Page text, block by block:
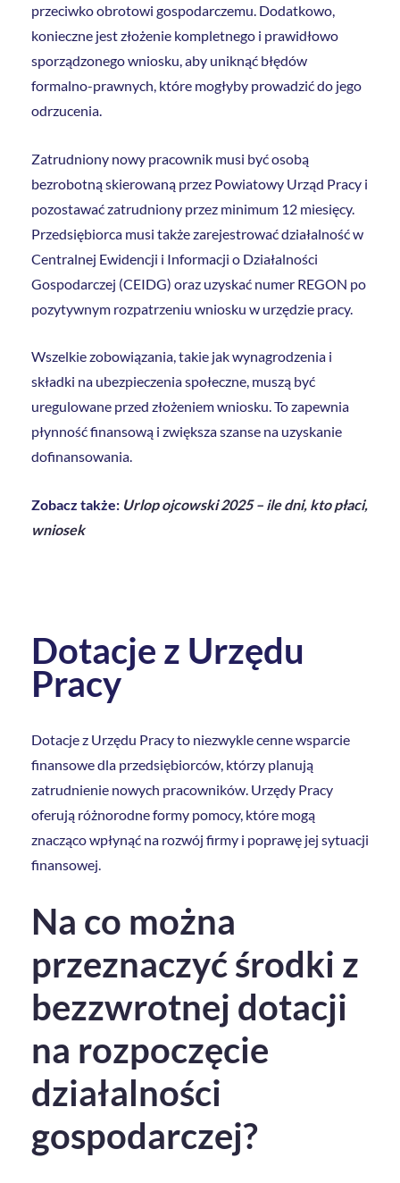
przeciwko obrotowi gospodarczemu. Dodatkowo,
konieczne jest złożenie kompletnego i prawidłowo
sporządzonego wniosku, aby uniknąć błędów
formalno-prawnych, które mogłyby prowadzić do jego
odrzucenia.
Zatrudniony nowy pracownik musi być osobą
bezrobotną skierowaną przez Powiatowy Urząd Pracy i
pozostawać zatrudniony przez minimum 12 miesięcy.
Przedsiębiorca musi także zarejestrować działalność w
Centralnej Ewidencji i Informacji o Działalności
Gospodarczej (CEIDG) oraz uzyskać numer REGON po
pozytywnym rozpatrzeniu wniosku w urzędzie pracy.
Wszelkie zobowiązania, takie jak wynagrodzenia i
składki na ubezpieczenia społeczne, muszą być
uregulowane przed złożeniem wniosku. To zapewnia
płynność finansową i zwiększa szanse na uzyskanie
dofinansowania.
Zobacz także: Urlop ojcowski 2025 – ile dni, kto płaci,
wniosek
Dotacje z Urzędu
Pracy
Dotacje z Urzędu Pracy to niezwykle cenne wsparcie
finansowe dla przedsiębiorców, którzy planują
zatrudnienie nowych pracowników. Urzędy Pracy
oferują różnorodne formy pomocy, które mogą
znacząco wpłynąć na rozwój firmy i poprawę jej sytuacji
finansowej.
Na co można
przeznaczyć środki z
bezzwrotnej dotacji
na rozpoczęcie
działalności
gospodarczej?